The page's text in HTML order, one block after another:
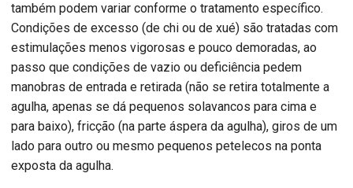
também podem variar conforme o tratamento específico.
Condições de excesso (de chi ou de xué) são tratadas com
estimulações menos vigorosas e pouco demoradas, ao
passo que condições de vazio ou deficiência pedem
manobras de entrada e retirada (não se retira totalmente a
agulha, apenas se dá pequenos solavancos para cima e
para baixo), fricção (na parte áspera da agulha), giros de um
lado para outro ou mesmo pequenos petelecos na ponta
exposta da agulha.